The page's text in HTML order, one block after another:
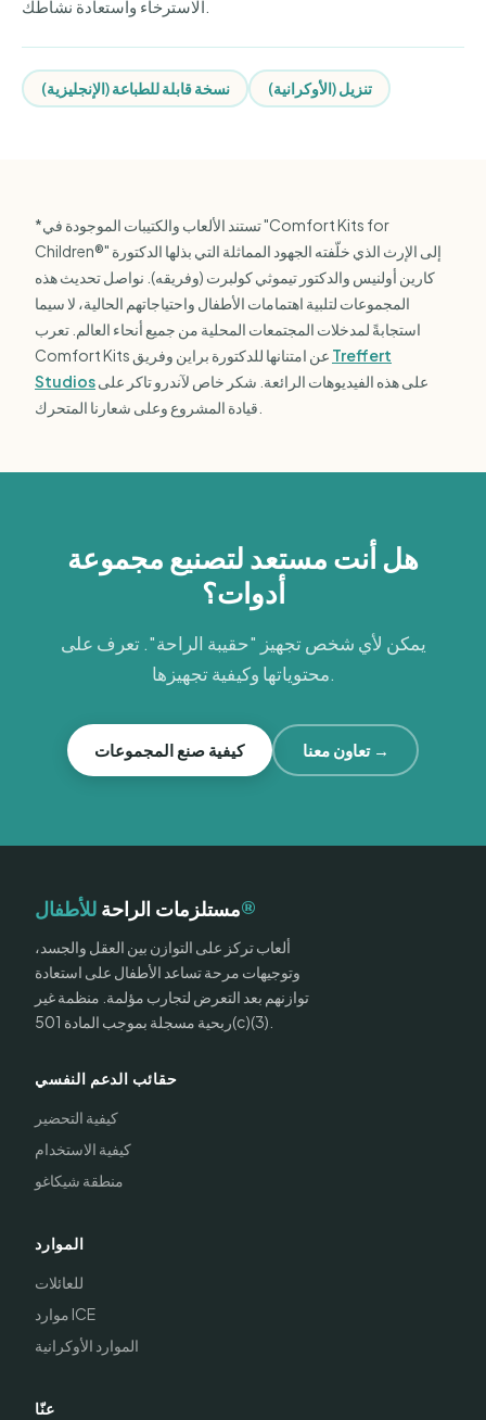
نسخة قابلة للطباعة (الإنجليزية) تنزيل (الأوكرانية)
*تستند الألعاب والكتيبات الموجودة في "Comfort Kits for
Children®" إلى الإرث الذي خلّفته الجهود المماثلة التي بذلها الدكتورة
كارين أولنيس والدكتور تيموثي كولبرت (وفريقه). نواصل تحديث هذه
المجموعات لتلبية اهتمامات الأطفال واحتياجاتهم الحالية، لا سيما
استجابةً لمدخلات المجتمعات المحلية من جميع أنحاء العالم. تعرب
Treffert
Studios
هل أنت مستعد لتصنيع مجموعة
أدوات؟
يمكن لأي شخص تجهيز "حقيبة الراحة". تعرف على
محتوياتها وكيفية تجهيزها.
كيفية صنع المجموعات تعاون معنا →
مستلزمات الراحةللأطفال®
ألعاب تركز على التوازن بين العقل والجسد،
وتوجيهات مرحة تساعد الأطفال على استعادة
توازنهم بعد التعرض لتجارب مؤلمة. منظمة غير
ربحية مسجلة بموجب المادة 501(c)(3).
حقائب الدعم النفسي
كيفية التحضير
كيفية الاستخدام
منطقة شيكاغو
الموارد
للعائلات
موارد ICE
الموارد الأوكرانية
عنّا